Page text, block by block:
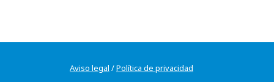
Aviso legal /Política de privacidad